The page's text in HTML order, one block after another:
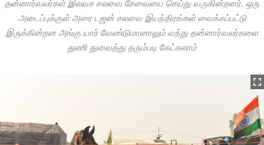
தன்னார்வலர்கள் இலவச சலவை சேவையை செய்து வருகின்றனர். ஒரு
அடைப்புக்குள் அரை டஜன் சலவை இயந்திரங்கள் வைக்கப்பட்டு
இருக்கின்றன அங்கு யார் வேண்டுமானாலும் வந்து தன்னார்வலர்களை
துணி துவைத்து தரும்படி கேட்கலாம்